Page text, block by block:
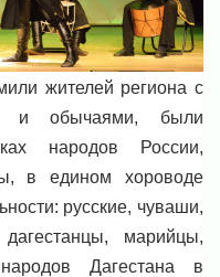
жителей региона с
и обычаями, были
народов России,
в едином хороводе
русские, чуваши,
марийцы,
Дагестана в